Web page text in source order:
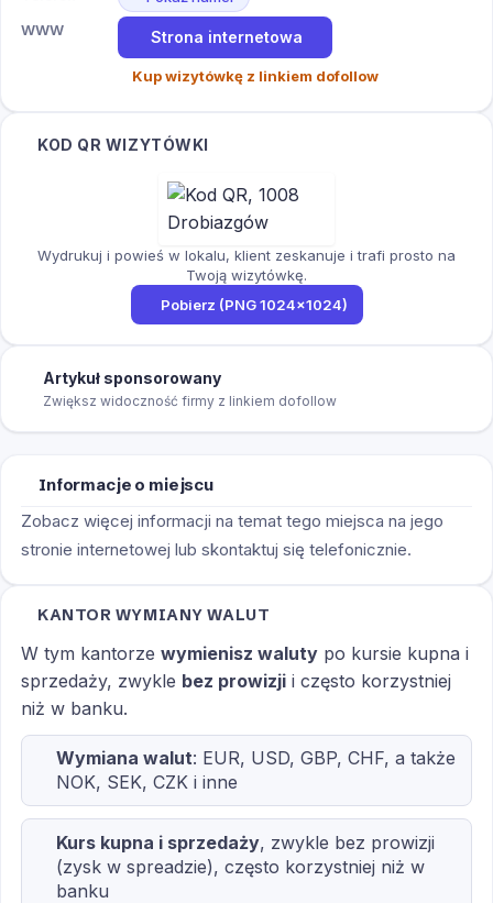
WWW
Strona internetowa
Kup wizytówkę z linkiem dofollow
KOD QR WIZYTÓWKI
Wydrukuj i powieś w lokalu, klient zeskanuje i trafi prosto na
Twoją wizytówkę.
Pobierz (PNG 1024×1024)
Artykuł sponsorowany
Zwiększ widoczność firmy z linkiem dofollow
Informacje o miejscu
Zobacz więcej informacji na temat tego miejsca na jego
stronie internetowej lub skontaktuj się telefonicznie.
KANTOR WYMIANY WALUT
W tym kantorze wymienisz waluty po kursie kupna i
sprzedaży, zwykle bez prowizji i często korzystniej
niż w banku.
Wymiana walut: EUR, USD, GBP, CHF, a także
NOK, SEK, CZK i inne
Kurs kupna i sprzedaży, zwykle bez prowizji
(zysk w spreadzie), często korzystniej niż w
banku